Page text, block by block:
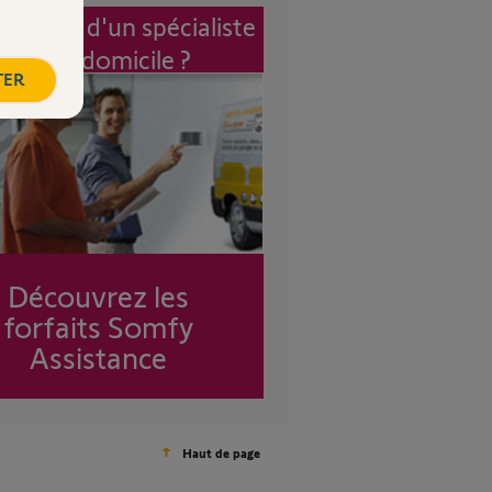
d'un spécialiste
à mon domicile ?
Découvrez les
forfaits Somfy
Assistance
Haut de page